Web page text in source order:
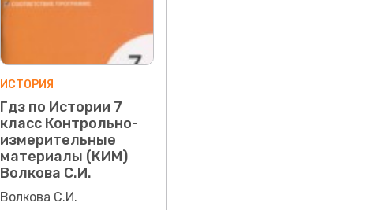
ИСТОРИЯ
Гдз по Истории 7
класс Контрольно-
измерительные
материалы (КИМ)
Волкова С.И.
Волкова С.И.